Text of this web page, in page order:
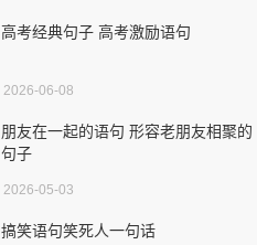
高考经典句子 高考激励语句
2026-06-08
朋友在一起的语句 形容老朋友相聚的
句子
2026-05-03
搞笑语句笑死人一句话